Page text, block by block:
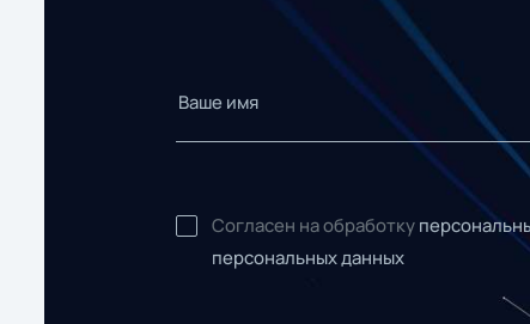
Согласен на обработку
персональных данных